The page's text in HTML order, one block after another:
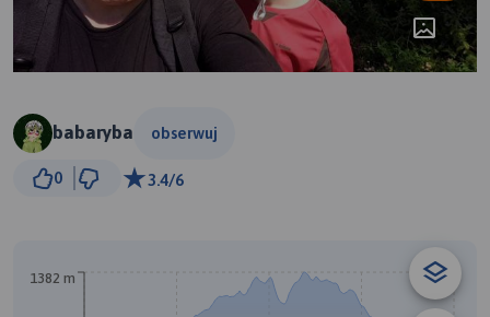
babaryba obserwuj
0 3.4/6
1382 m